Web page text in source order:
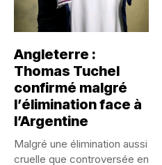
Angleterre :
Thomas Tuchel
confirmé malgré
l’élimination face à
l’Argentine
Malgré une élimination aussi
cruelle que controversée en